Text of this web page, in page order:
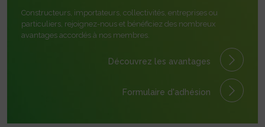
Constructeurs, importateurs, collectivités, entreprises ou
particuliers, rejoignez-nous et bénéficiez des nombreux
avantages accordés à nos membres.
Découvrez les avantages
Formulaire d'adhésion